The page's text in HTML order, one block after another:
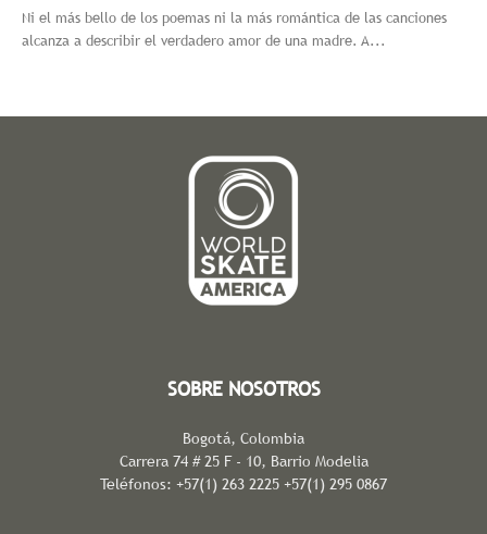
Ni el más bello de los poemas ni la más romántica de las canciones
alcanza a describir el verdadero amor de una madre. A...
SOBRE NOSOTROS
Bogotá, Colombia
Carrera 74 # 25 F - 10, Barrio Modelia
Teléfonos: +57(1) 263 2225 +57(1) 295 0867